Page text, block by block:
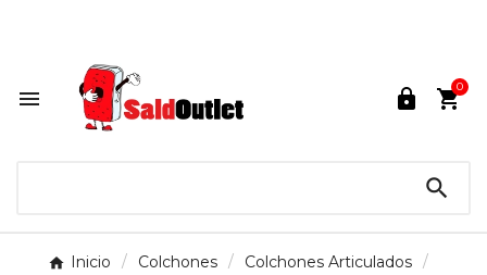
  0

Inicio Colchones
Colchones Articulados